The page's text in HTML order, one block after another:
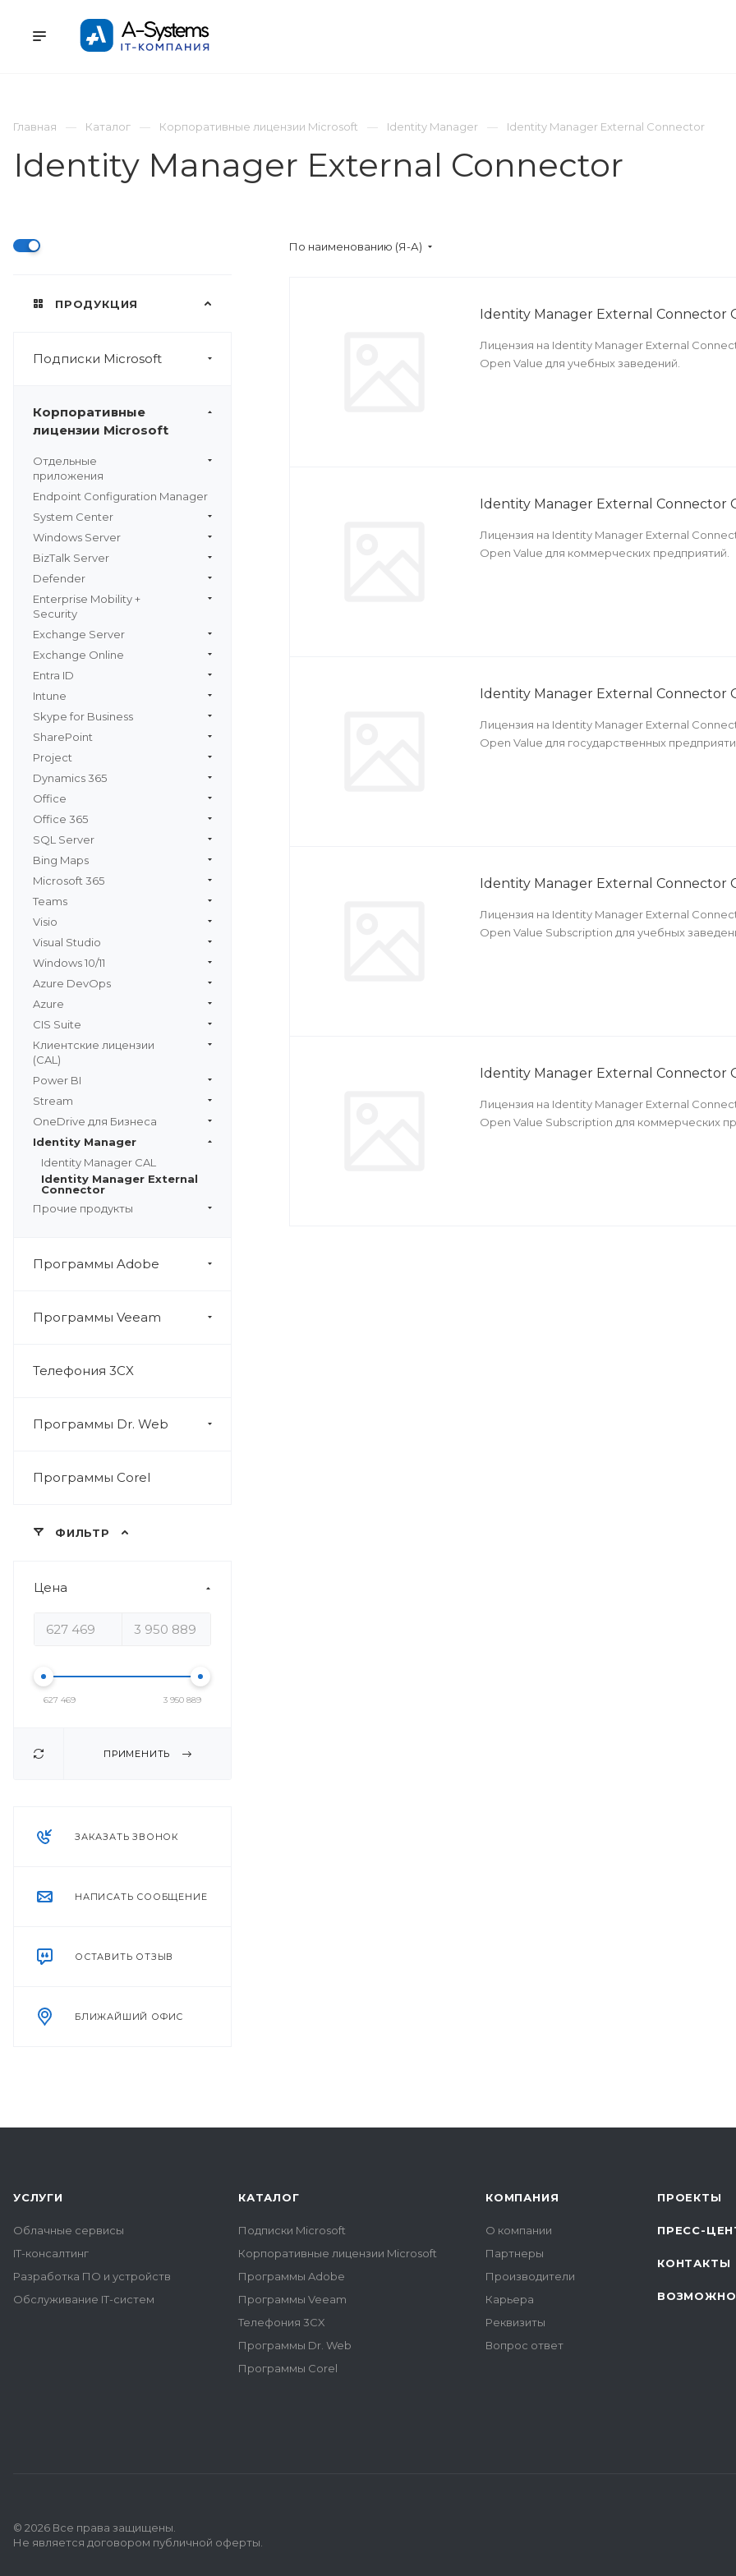
Главная
Каталог Корпоративные лицензии Microsoft Identity Manager Identity Manager External Connector
Identity Manager External Connector
ПРОДУКЦИЯ
Подписки Microsoft
Корпоративные
лицензии Microsoft
Отдельные
приложения
Endpoint Configuration Manager
System Center
Windows Server
BizTalk Server
Defender
Enterprise Mobility +
Security
Exchange Server
Exchange Online
Entra ID
Intune
Skype for Business
SharePoint
Project
Dynamics 365
Office
Office 365
SQL Server
Bing Maps
Microsoft 365
Teams
Visio
Visual Studio
Windows 10/11
Azure DevOps
Azure
CIS Suite
Клиентские лицензии
(CAL)
Power BI
Stream
OneDrive для Бизнеса
Identity Manager
Identity Manager CAL
Identity Manager External
Connector
Прочие продукты
Программы Adobe
Программы Veeam
Телефония 3CX
Программы Dr. Web
Программы Corel
ФИЛЬТР
Цена
627 469 3 950 889
ПРИМЕНИТЬ
ЗАКАЗАТЬ ЗВОНОК
НАПИСАТЬ СООБЩЕНИЕ
ОСТАВИТЬ ОТЗЫВ
БЛИЖАЙШИЙ ОФИС
По наименованию (Я-А)
Identity Manager External Connector
Лицензия на Identity Manager External
Open Value для учебных заведений.
Identity Manager External Connector
Лицензия на Identity Manager External
Open Value для коммерческих предприятий.
Identity Manager External Connector
Лицензия на Identity Manager External
Open Value для государственных
Identity Manager External Connector
Лицензия на Identity Manager External
Open Value Subscription для учебных
Identity Manager External Connector
Лицензия на Identity Manager External
Open Value Subscription для коммерческих
УСЛУГИ
Облачные сервисы
IT-консалтинг
Разработка ПО и устройств
Обслуживание IT-систем
КАТАЛОГ
Подписки Microsoft
Корпоративные лицензии Microsoft
Программы Adobe
Программы Veeam
Телефония 3CX
Программы Dr. Web
Программы Corel
КОМПАНИЯ
О компании
Партнеры
Производители
Карьера
Реквизиты
Вопрос ответ
ПРОЕКТЫ
ПРЕСС-
КОНТАКТЫ
© 2026 Все права защищены.
Не является договором публичной оферты.